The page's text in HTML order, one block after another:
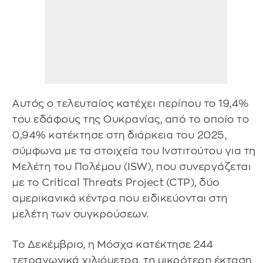
Αυτός ο τελευταίος κατέχει περίπου το 19,4%
του εδάφους της Ουκρανίας, από το οποίο το
0,94% κατέκτησε στη διάρκεια του 2025,
σύμφωνα με τα στοιχεία του Ινστιτούτου για τη
Μελέτη του Πολέμου (ISW), που συνεργάζεται
με το Critical Threats Project (CTP), δύο
αμερικανικά κέντρα που ειδικεύονται στη
μελέτη των συγκρούσεων.
Το Δεκέμβριο, η Μόσχα κατέκτησε 244
τετραγωνικά χιλιόμετρα, τη μικρότερη έκταση